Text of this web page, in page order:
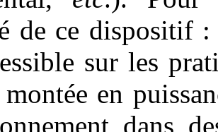
de ce dispositif
sur les
en
dans